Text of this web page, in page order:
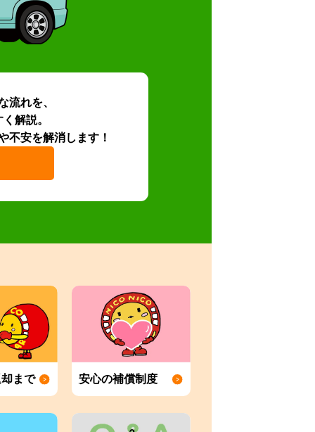
流れを、
解説。
不安を解消します！
まで 安心の補償制度